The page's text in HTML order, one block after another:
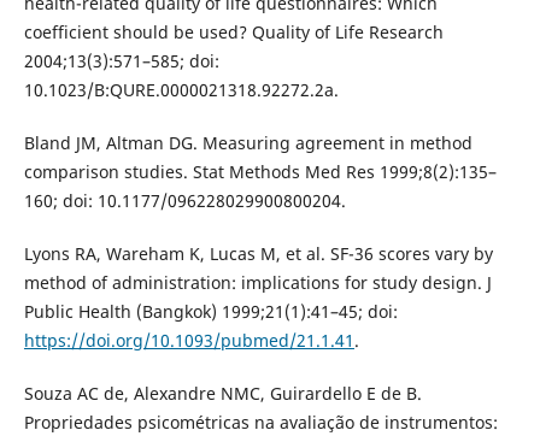
coefficient should be used? Quality of Life Research
2004;13(3):571–585; doi:
10.1023/B:QURE.0000021318.92272.2a.
Bland JM, Altman DG. Measuring agreement in method
comparison studies. Stat Methods Med Res 1999;8(2):135–
160; doi: 10.1177/096228029900800204.
Lyons RA, Wareham K, Lucas M, et al. SF-36 scores vary by
method of administration: implications for study design. J
Public Health (Bangkok) 1999;21(1):41–45; doi:
https://doi.org/10.1093/pubmed/21.1.41 .
Souza AC de, Alexandre NMC, Guirardello E de B.
Propriedades psicométricas na avaliação de instrumentos: